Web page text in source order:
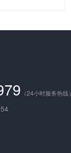
（24小时服务热线）